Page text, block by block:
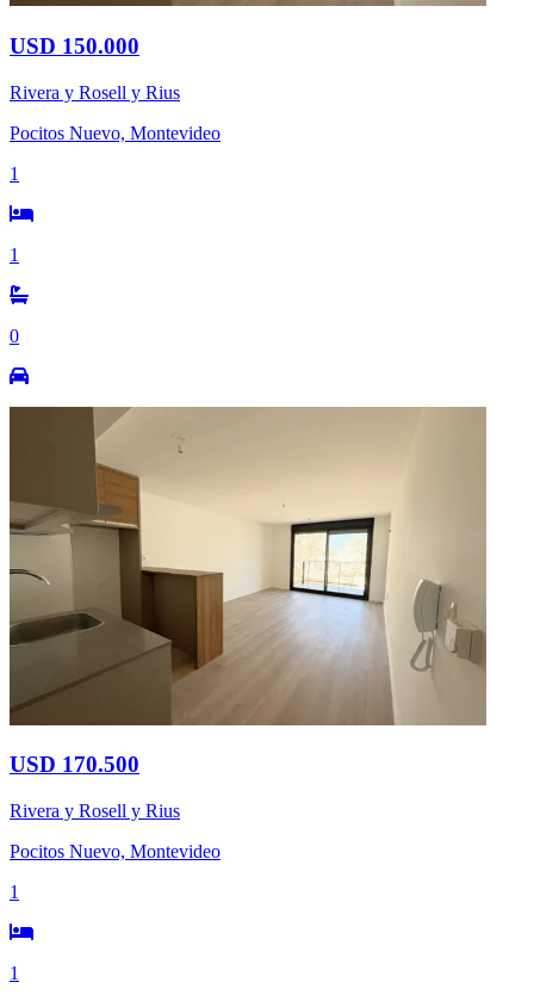
USD 150.000
Rivera y Rosell y Rius
Pocitos Nuevo, Montevideo
1
1
0
USD 170.500
Rivera y Rosell y Rius
Pocitos Nuevo, Montevideo
1
1